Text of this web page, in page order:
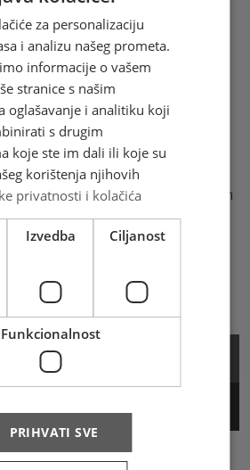
i fleksibilna usluga HP
infrastruktura, razgranata
praćenje najnovijih trendova
može odgovoriti svim
je u pitanju usluga ˝od vrata do
moguće je pratiti putem web
ili jednostavnim skeniranjem
Pošta možete pronaći na
za personalizaciju
i analizu našeg prometa.
informacije o vašem
stranice s našim
oglašavanje i analitiku koji
s drugim
koje ste im dali ili koje su
korištenja njihovih
privatnosti i kolačića
Izvedba Ciljanost
Funkcionalnost
PRIHVATI SVE